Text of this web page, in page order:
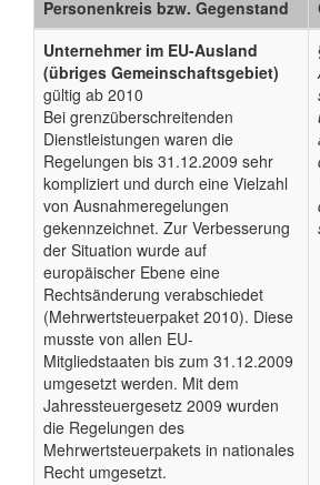
Personenkreis bzw. Gegenstand
Unternehmer im EU-Ausland
(übriges Gemeinschaftsgebiet)
gültig ab 2010
Bei grenzüberschreitenden
Dienstleistungen waren die
Regelungen bis 31.12.2009 sehr
kompliziert und durch eine Vielzahl
von Ausnahmeregelungen
gekennzeichnet. Zur Verbesserung
der Situation wurde auf
europäischer Ebene eine
Rechtsänderung verabschiedet
(Mehrwertsteuerpaket 2010). Diese
musste von allen EU-
Mitgliedstaaten bis zum 31.12.2009
umgesetzt werden. Mit dem
Jahressteuergesetz 2009 wurden
die Regelungen des
Mehrwertsteuerpakets in nationales
Recht umgesetzt.